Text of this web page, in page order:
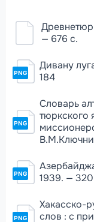
— 676 с.
PNG
Дивану
184
PNG
Словарь
тюркского
PNG
1939. —
PNG
Хакасско-
слов : с